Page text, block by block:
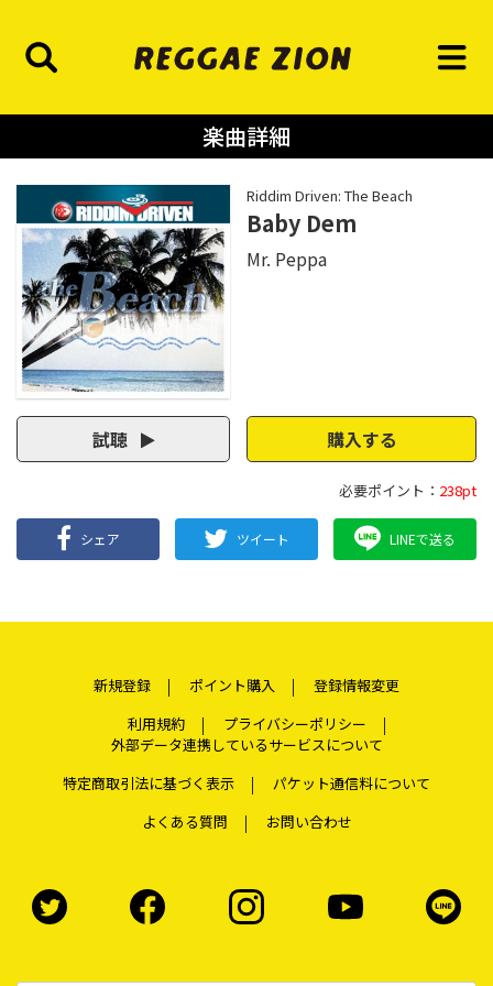
楽曲詳細
Riddim Driven: The Beach
Baby Dem
Mr. Peppa
試聴 購入する
必要ポイント： 238pt
シェア ツイート LINEで送る
新規登録 ポイント購入
登録情報変更
利用規約
プライバシーポリシー
外部データ連携しているサービスについて
特定商取引法に基づく表示
パケット通信料について
よくある質問
お問い合わせ